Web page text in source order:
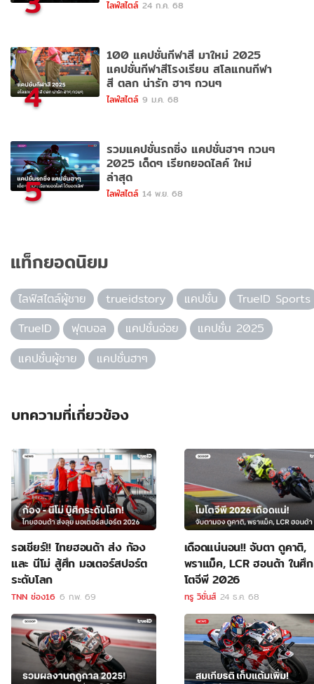
ไลฟ์สไตล์ 24 ก.ค. 68
4
100 แคปชั่นกีฬาสี มาใหม่ 2025
แคปชั่นกีฬาสีโรงเรียน สโลแกนกีฬา
สี ตลก น่ารัก ฮาๆ กวนๆ
ไลฟ์สไตล์ 9 ม.ค. 68
5
รวมแคปชั่นรถซิ่ง แคปชั่นฮาๆ กวนๆ
2025 เด็ดๆ เรียกยอดไลค์ ใหม่
ล่าสุด
ไลฟ์สไตล์ 14 พ.ย. 68
แท็กยอดนิยม
ไลฟ์สไตล์ผู้ชาย trueidstory แคปชั่น
TrueID Sports
TrueID
ฟุตบอล แคปชั่นอ่อย
แคปชั่น 2025
แคปชั่นผู้ชาย
แคปชั่นฮาๆ
บทความที่เกี่ยวข้อง
รอเชียร์!! ไทยฮอนด้า ส่ง ก้อง
และ นีโม่ สู้ศึก มอเตอร์สปอร์ต
ระดับโลก
TNN ช่อง16 6 ก.พ. 69
เดือดแน่นอน!! จับตา ดูคาติ,
พราแม็ค, LCR ฮอนด้า ในศึ
โตจีพี 2026
ทรู วิชั่นส์ 24 ธ.ค. 68